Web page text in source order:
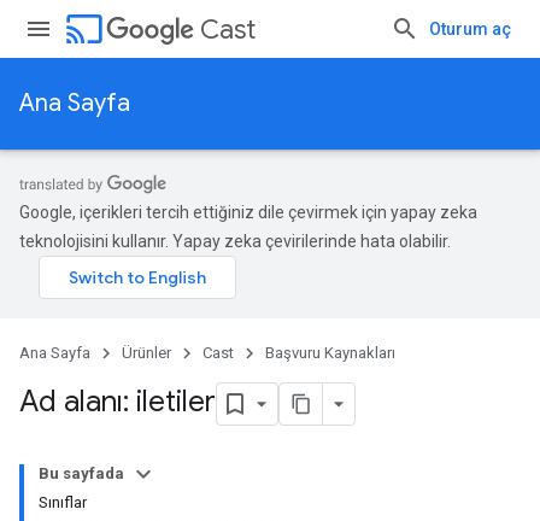
cast Cast Oturum aç
Ana Sayfa
Google, içerikleri tercih ettiğiniz dile çevirmek için yapay zeka
teknolojisini kullanır. Yapay zeka çevirilerinde hata olabilir.
Ana Sayfa Ürünler Cast Başvuru Kaynakları
Ad alanı: iletiler
Bu sayfada
Sınıflar